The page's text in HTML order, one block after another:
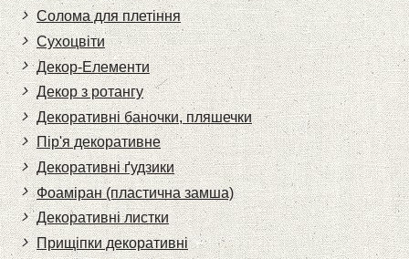
Солома для плетіння
Cухоцвіти
Декор-Елементи
Декор з ротангу
Декоративні баночки, пляшечки
Пір'я декоративне
Декоративні ґудзики
Фоаміран (пластична замша)
Декоративні листки
Прищіпки декоративні